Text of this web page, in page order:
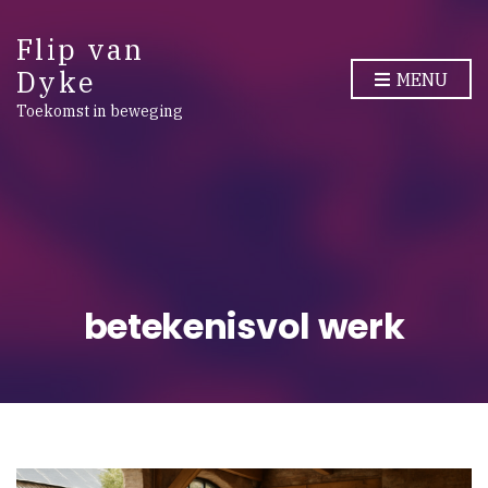
Flip van
Dyke
Toekomst in beweging
MENU
betekenisvol werk